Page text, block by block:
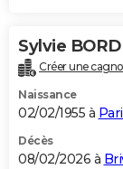
Sylvie
Créer une
Naissance
02/02/1955 à
Décès
08/02/2026 à